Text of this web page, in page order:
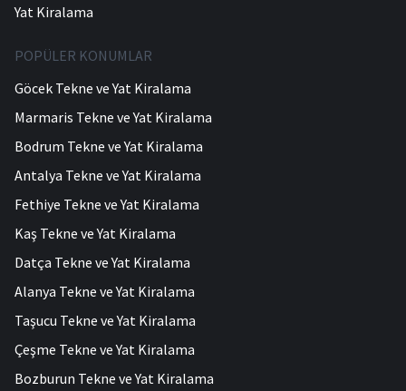
Yat Kiralama
POPÜLER KONUMLAR
Göcek Tekne ve Yat Kiralama
Marmaris Tekne ve Yat Kiralama
Bodrum Tekne ve Yat Kiralama
Antalya Tekne ve Yat Kiralama
Fethiye Tekne ve Yat Kiralama
Kaş Tekne ve Yat Kiralama
Datça Tekne ve Yat Kiralama
Alanya Tekne ve Yat Kiralama
Taşucu Tekne ve Yat Kiralama
Çeşme Tekne ve Yat Kiralama
Bozburun Tekne ve Yat Kiralama